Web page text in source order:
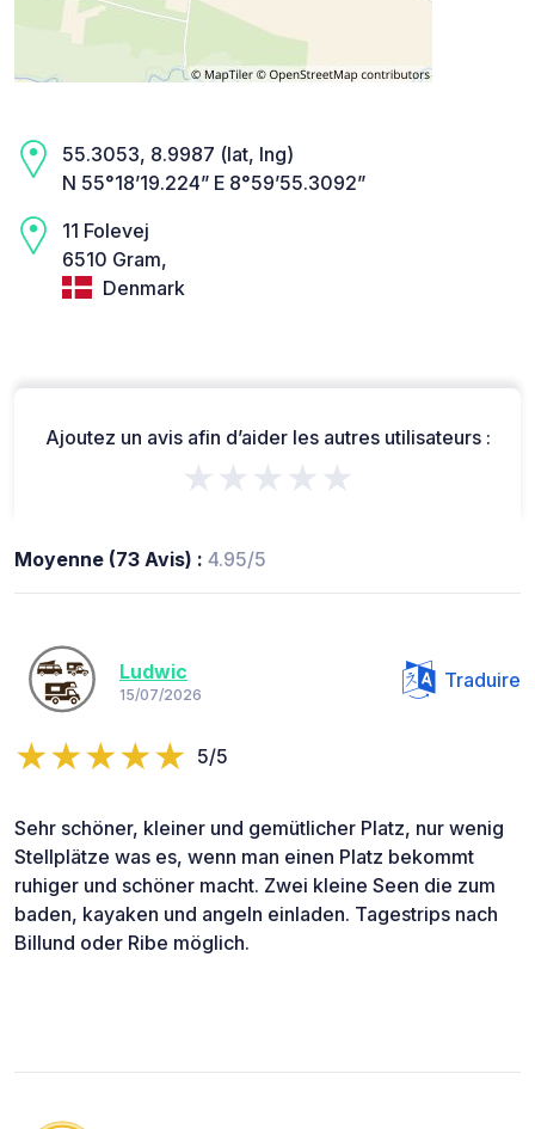
55.3053, 8.9987 (lat, lng)
N 55°18’19.224” E 8°59’55.3092”
11 Folevej
6510 Gram,
Denmark
Ajoutez un avis afin d’aider les autres utilisateurs :
★★★★★
Moyenne (73 Avis) : 4.95/5
Ludwic
15/07/2026
Traduire
5/5
Sehr schöner, kleiner und gemütlicher Platz, nur wenig
Stellplätze was es, wenn man einen Platz bekommt
ruhiger und schöner macht. Zwei kleine Seen die zum
baden, kayaken und angeln einladen. Tagestrips nach
Billund oder Ribe möglich.